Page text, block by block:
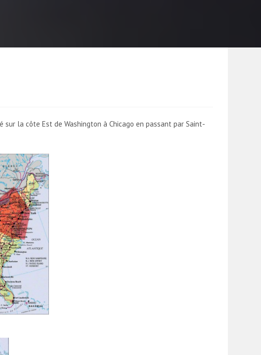
sur la côte Est de Washington à Chicago en passant par Saint-